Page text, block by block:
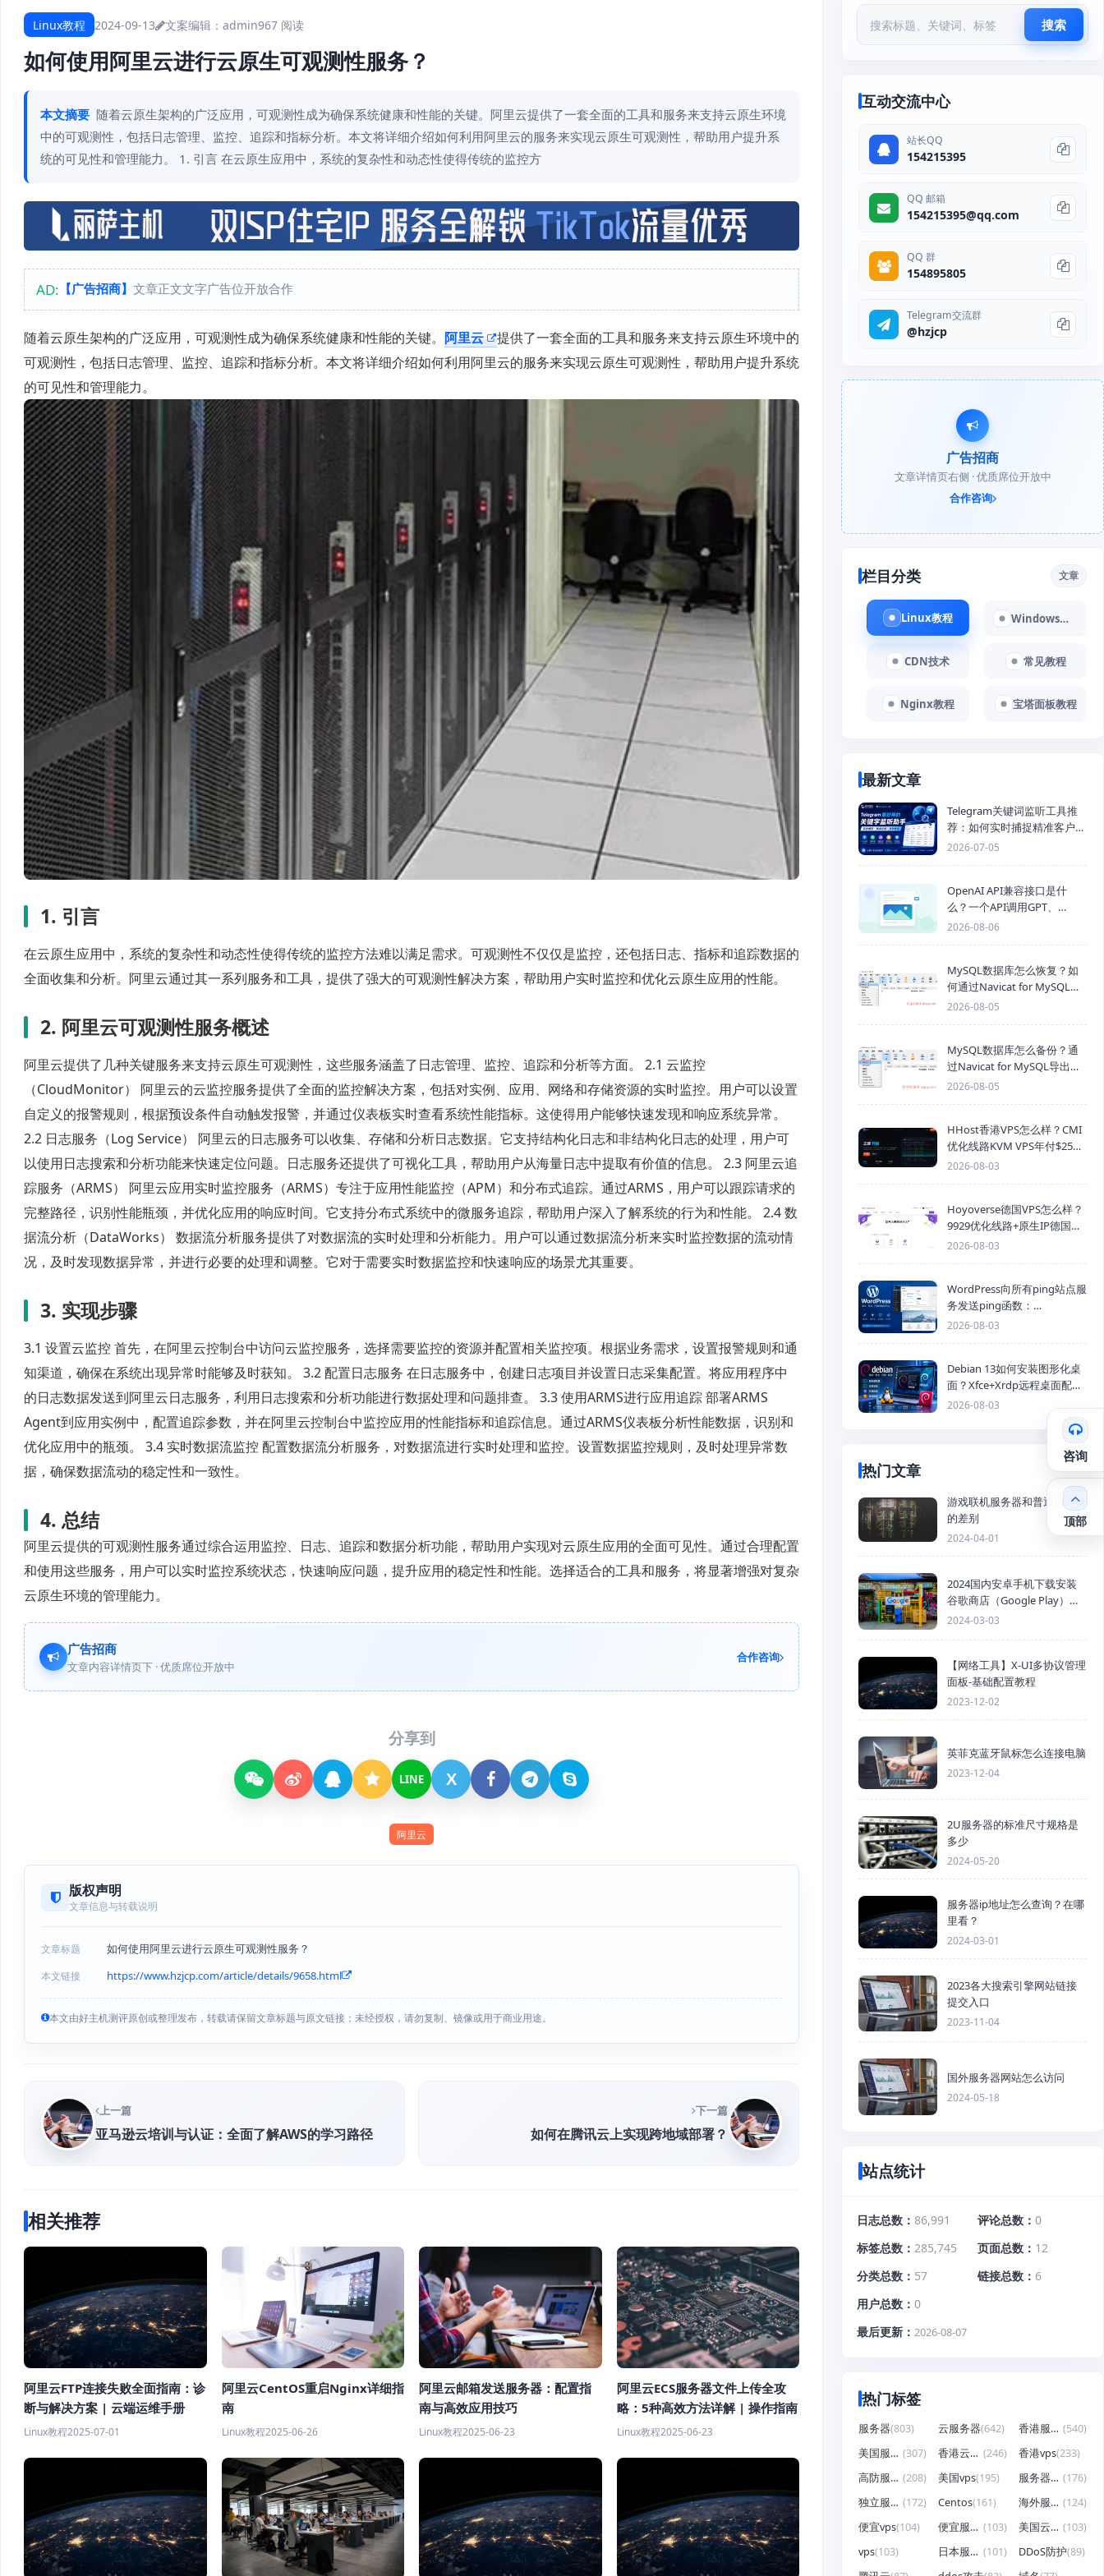
Linux教程 2024-09-13 文案编辑：admin967 阅读
如何使用阿里云进行云原生可观测性服务？
本文摘要 随着云原生架构的广泛应用，可观测性成为确保系统健康和性能的关键。阿里云提供了一套全面的工具和服务来支持云原生环境
中的可观测性，包括日志管理、监控、追踪和指标分析。本文将详细介绍如何利用阿里云的服务来实现云原生可观测性，帮助用户提升系
统的可见性和管理能力。 1. 引言 在云原生应用中，系统的复杂性和动态性使得传统的监控方
AD: 【广告招商】 文章正文文字广告位开放合作
随着云原生架构的广泛应用，可观测性成为确保系统健康和性能的关键。 阿里云
提供了一套全面的工具和服务来支持云原生环境中的
可观测性，包括日志管理、监控、追踪和指标分析。本文将详细介绍如何利用阿里云的服务来实现云原生可观测性，帮助用户提升系统
的可见性和管理能力。
1. 引言
在云原生应用中，系统的复杂性和动态性使得传统的监控方法难以满足需求。可观测性不仅仅是监控，还包括日志、指标和追踪数据的
全面收集和分析。阿里云通过其一系列服务和工具，提供了强大的可观测性解决方案，帮助用户实时监控和优化云原生应用的性能。
2. 阿里云可观测性服务概述
阿里云提供了几种关键服务来支持云原生可观测性，这些服务涵盖了日志管理、监控、追踪和分析等方面。 2.1 云监控
（CloudMonitor） 阿里云的云监控服务提供了全面的监控解决方案，包括对实例、应用、网络和存储资源的实时监控。用户可以设置
自定义的报警规则，根据预设条件自动触发报警，并通过仪表板实时查看系统性能指标。这使得用户能够快速发现和响应系统异常。
2.2 日志服务（Log Service） 阿里云的日志服务可以收集、存储和分析日志数据。它支持结构化日志和非结构化日志的处理，用户可
以使用日志搜索和分析功能来快速定位问题。日志服务还提供了可视化工具，帮助用户从海量日志中提取有价值的信息。 2.3 阿里云追
踪服务（ARMS） 阿里云应用实时监控服务（ARMS）专注于应用性能监控（APM）和分布式追踪。通过ARMS，用户可以跟踪请求的
完整路径，识别性能瓶颈，并优化应用的响应时间。它支持分布式系统中的微服务追踪，帮助用户深入了解系统的行为和性能。 2.4 数
据流分析（DataWorks） 数据流分析服务提供了对数据流的实时处理和分析能力。用户可以通过数据流分析来实时监控数据的流动情
况，及时发现数据异常，并进行必要的处理和调整。它对于需要实时数据监控和快速响应的场景尤其重要。
3. 实现步骤
3.1 设置云监控 首先，在阿里云控制台中访问云监控服务，选择需要监控的资源并配置相关监控项。根据业务需求，设置报警规则和通
知渠道，确保在系统出现异常时能够及时获知。 3.2 配置日志服务 在日志服务中，创建日志项目并设置日志采集配置。将应用程序中
的日志数据发送到阿里云日志服务，利用日志搜索和分析功能进行数据处理和问题排查。 3.3 使用ARMS进行应用追踪 部署ARMS
Agent到应用实例中，配置追踪参数，并在阿里云控制台中监控应用的性能指标和追踪信息。通过ARMS仪表板分析性能数据，识别和
优化应用中的瓶颈。 3.4 实时数据流监控 配置数据流分析服务，对数据流进行实时处理和监控。设置数据监控规则，及时处理异常数
据，确保数据流动的稳定性和一致性。
4. 总结
阿里云提供的可观测性服务通过综合运用监控、日志、追踪和数据分析功能，帮助用户实现对云原生应用的全面可见性。通过合理配置
和使用这些服务，用户可以实时监控系统状态，快速响应问题，提升应用的稳定性和性能。选择适合的工具和服务，将显著增强对复杂
云原生环境的管理能力。
广告招商
文章内容详情页下 · 优质席位开放中
合作咨询
分享到
LINE X
阿里云
版权声明
文章信息与转载说明
文章标题 如何使用阿里云进行云原生可观测性服务？
本文链接 https://www.hzjcp.com/article/details/9658.html
本文由好主机测评原创或整理发布，转载请保留文章标题与原文链接；未经授权，请勿复制、镜像或用于商业用途。
上一篇
亚马逊云培训与认证：全面了解AWS的学习路径
下一篇
如何在腾讯云上实现跨地域部署？
相关推荐
阿里云FTP连接失败全面指南：诊
断与解决方案 | 云端运维手册
Linux教程2025-07-01
阿里云CentOS重启Nginx详细指
南
Linux教程2025-06-26
阿里云邮箱发送服务器：配置指
南与高效应用技巧
Linux教程2025-06-23
阿里云ECS服务器文件上传全攻
略：5种高效方法详解 | 操作指南
Linux教程2025-06-23
搜索
互动交流中心
站长QQ
154215395
QQ 邮箱
154215395@qq.com
QQ 群
154895805
Telegram交流群
@hzjcp
广告招商
文章详情页右侧 · 优质席位开放中
合作咨询
栏目分类 文章
Linux教程 Windows教程
CDN技术 常见教程
Nginx教程 宝塔面板教程
最新文章
Telegram关键词监听工具推
荐：如何实时捕捉精准客户，
提高获客效率？
2026-07-05
OpenAI API兼容接口是什
么？一个API调用GPT、
Claude、Gemini、DeepSeek
2026-08-06
MySQL数据库怎么恢复？如
何通过Navicat for MySQL导
入SQL备份文件
2026-08-05
MySQL数据库怎么备份？通
过Navicat for MySQL导出
Mysql数据库为SQL格式备份
2026-08-05
HHost香港VPS怎么样？CMI
优化线路KVM VPS年付$25
起，4GB内存优惠套餐
2026-08-03
Hoyoverse德国VPS怎么样？
9929优化线路+原生IP德国
KVM VPS推荐
2026-08-03
WordPress向所有ping站点服
务发送ping函数：
generic_ping
2026-08-03
Debian 13如何安装图形化桌
面？Xfce+Xrdp远程桌面配置
教程
2026-08-03
热门文章
游戏联机服务器和普通服务器
的差别
2024-04-01
2024国内安卓手机下载安装
谷歌商店（Google Play）详
细步骤
2024-03-03
【网络工具】X-UI多协议管理
面板-基础配置教程
2023-12-02
英菲克蓝牙鼠标怎么连接电脑
2023-12-04
2U服务器的标准尺寸规格是
多少
2024-05-20
服务器ip地址怎么查询？在哪
里看？
2024-03-01
2023各大搜索引擎网站链接
提交入口
2023-11-04
国外服务器网站怎么访问
2024-05-18
站点统计
日志总数 86,991 评论总数
0
标签总数
285,745 页面总数
12
分类总数
57 链接总数
6
用户总数
0
最后更新
2026-08-07
热门标签
服务器(803) 云服务器(642) 香港服务器 (540)
美国服务器 (307) 香港云服务器 (246) 香港vps(233)
高防服务器 (208) 美国vps(195) 服务器租用 (176)
独立服务器 (172) Centos(161) 海外服务器 (124)
便宜vps(104) 便宜服务器 (103) 美国云服务器 (103)
vps(103) 日本服务器 (101) DDoS防护(89)
咨询
顶部